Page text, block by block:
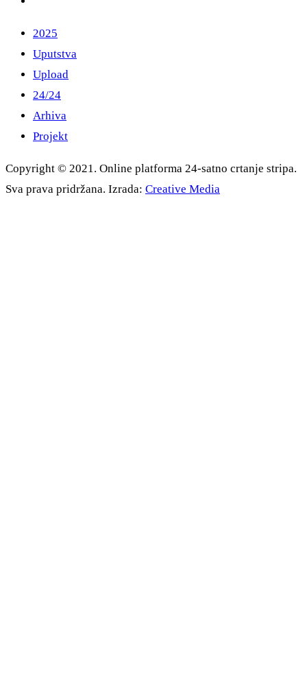
2025
Uputstva
Upload
24/24
Arhiva
Projekt
Copyright © 2021. Online platforma 24-satno crtanje stripa.
Sva prava pridržana. Izrada: Creative Media